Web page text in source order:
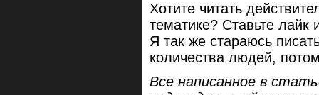
Хотите читать
тематике? Ставьте
Я так же стараюсь
количества людей,
Все написанное в